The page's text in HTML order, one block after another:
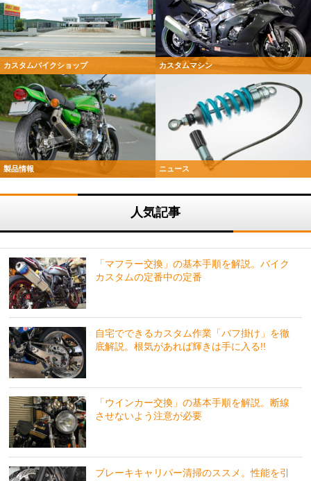
カスタムバイクショップ カスタムマシン
製品情報 ニュース
人気記事
「マフラー交換」の基本手順を解説。バイク
カスタムの定番中の定番
自宅でできるカスタム作業「バフ掛け」を徹
底解説。根気があれば輝きは手に入る!!
「ウインカー交換」の基本手順を解説。断線
させないよう注意が必要
ブレーキキャリパー清掃のススメ。性能を引